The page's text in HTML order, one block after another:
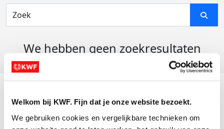
Welkom bij KWF. Fijn dat je onze website bezoekt.
We gebruiken cookies en vergelijkbare technieken om
We hebben geen zoekresultaten
Actiematerialen
Evenementen